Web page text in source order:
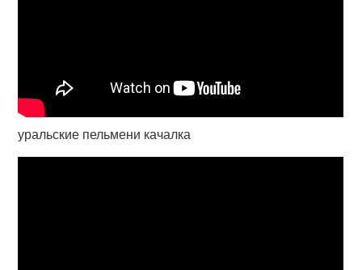
уральские пельмени качалка